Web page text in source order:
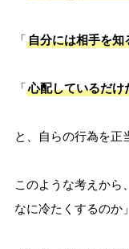
「自分には相手を知
「心配しているだけ
と、自らの行為を正
このような考えから
なに冷たくするのか